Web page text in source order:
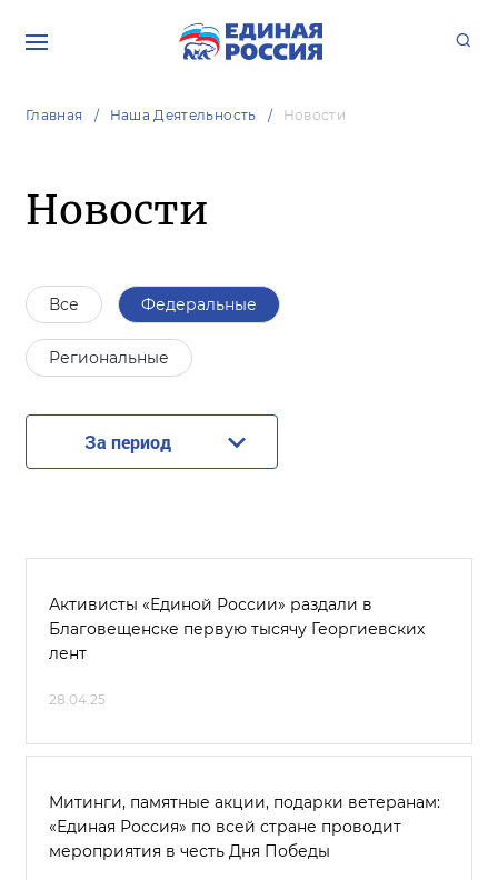
Главная Наша Деятельность Новости
Новости
Все Федеральные
Региональные
За период
Активисты «Единой России» раздали в
Благовещенске первую тысячу Георгиевских
лент
28.04.25
Митинги, памятные акции, подарки ветеранам:
«Единая Россия» по всей стране проводит
мероприятия в честь Дня Победы